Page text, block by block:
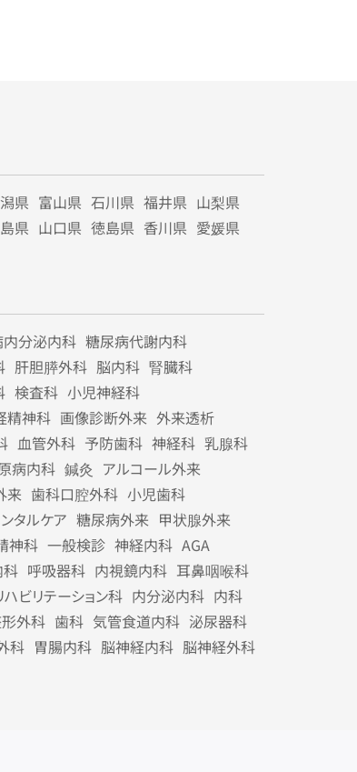
県 富山県 石川県 福井県 山梨県
県 山口県 徳島県 香川県 愛媛県
分泌内科 糖尿病代謝内科
肝胆膵外科 脳内科 腎臓科
検査科 小児神経科
精神科 画像診断外来 外来透析
血管外科 予防歯科 神経科 乳腺科
病内科 鍼灸 アルコール外来
来 歯科口腔外科 小児歯科
タルケア 糖尿病外来 甲状腺外来
神科 一般検診 神経内科 AGA
科 呼吸器科 内視鏡内科 耳鼻咽喉科
ハビリテーション科 内分泌内科 内科
外科 歯科 気管食道内科 泌尿器科
科 胃腸内科 脳神経内科 脳神経外科